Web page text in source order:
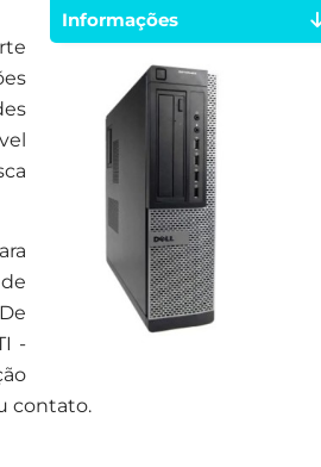
-
contato.
Informações